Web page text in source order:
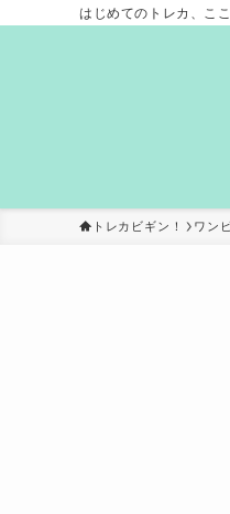
はじめてのトレカ、こ
トレカビギン！ ワン